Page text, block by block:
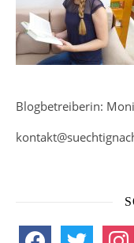
Blogbetreiberin:
facebook twitter